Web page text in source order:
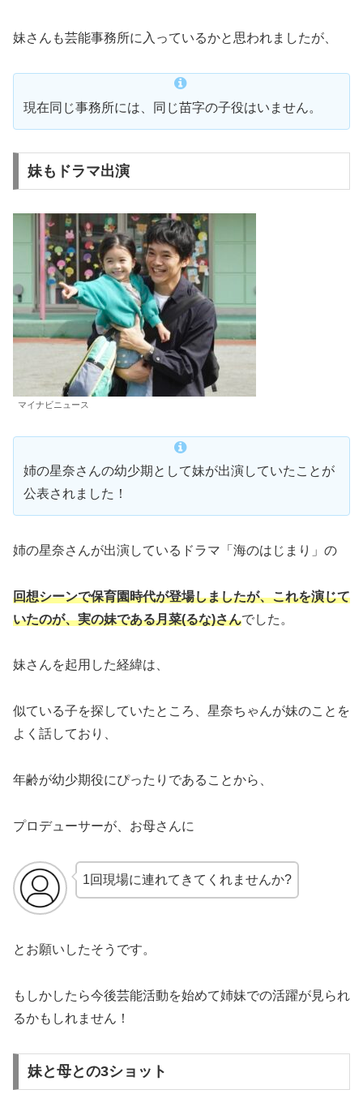
妹さんも芸能事務所に入っているかと思われましたが、
現在同じ事務所には、同じ苗字の子役はいません。
妹もドラマ出演
マイナビニュース
姉の星奈さんの幼少期として妹が出演していたことが
公表されました！
姉の星奈さんが出演しているドラマ「海のはじまり」の
回想シーンで保育園時代が登場しましたが、これを演じて
いたのが、実の妹である月菜(るな)さんでした。
妹さんを起用した経緯は、
似ている子を探していたところ、星奈ちゃんが妹のことを
よく話しており、
年齢が幼少期役にぴったりであることから、
プロデューサーが、お母さんに
1回現場に連れてきてくれませんか?
とお願いしたそうです。
もしかしたら今後芸能活動を始めて姉妹での活躍が見られ
るかもしれません！
妹と母との3ショット